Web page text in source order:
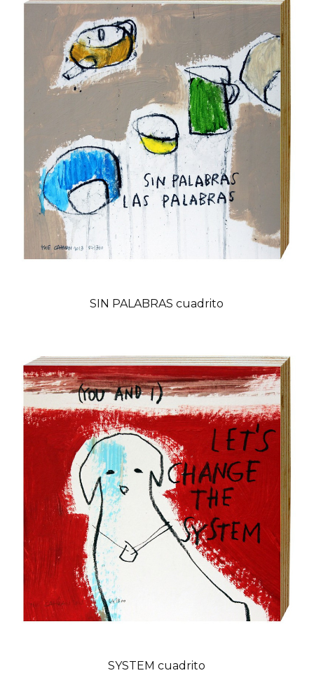
SIN PALABRAS cuadrito
SYSTEM cuadrito